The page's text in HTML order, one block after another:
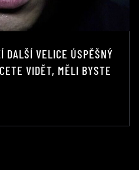
DALŠÍ VELICE ÚSPĚŠNÝ
VIDĚT, MĚLI BYSTE